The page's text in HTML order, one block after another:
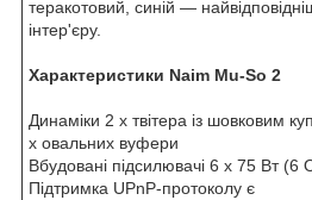
теракотовий, синій —
інтер'єру.
Характеристики Naim Mu-So 2
Динаміки 2 х твітера із шовковим
х овальних вуфери
Вбудовані підсилювачі 6 x 75 Вт
Підтримка UPnP-протоколу є